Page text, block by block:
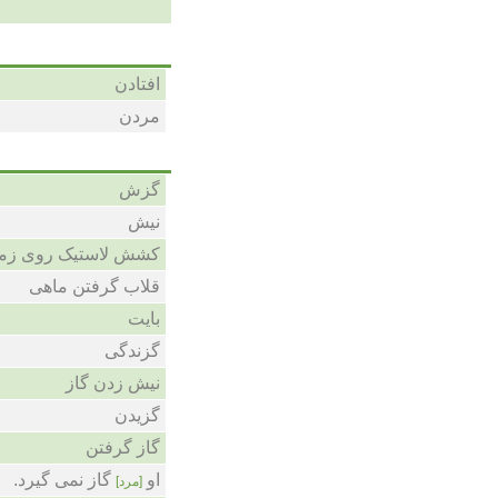
افتادن
مردن
گزش
نیش
کشش لاستیک روی
قلاب گرفتن ماهی
بایت
گزندگی
نیش زدن گاز
گزیدن
گاز گرفتن
او [مرد] گاز نمی گیرد.